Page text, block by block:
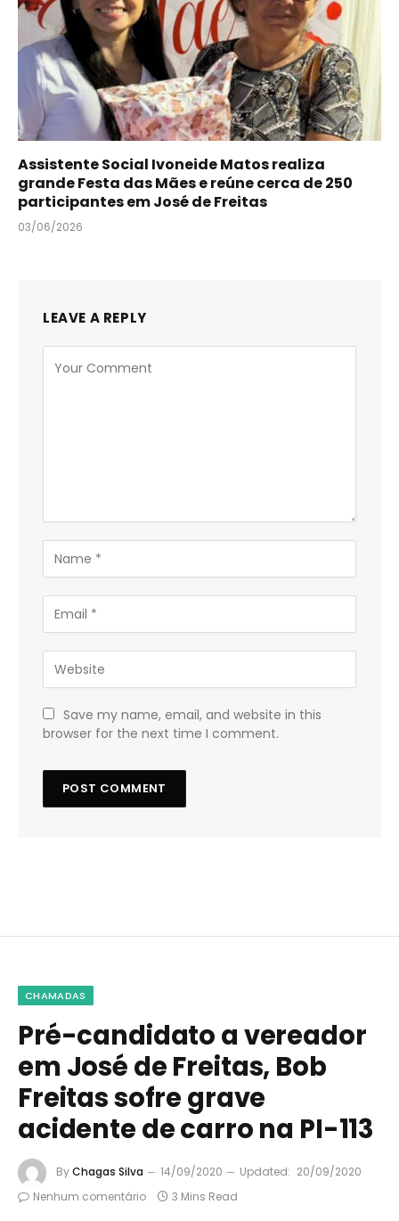
Assistente Social Ivoneide Matos realiza
grande Festa das Mães e reúne cerca de 250
participantes em José de Freitas
03/06/2026
LEAVE A REPLY
Save my name, email, and website in this
browser for the next time I comment.
CHAMADAS
Pré-candidato a vereador
em José de Freitas, Bob
Freitas sofre grave
acidente de carro na PI-113
ByChagas Silva 14/09/2020 Updated: 20/09/2020
Nenhum comentário
3 Mins Read